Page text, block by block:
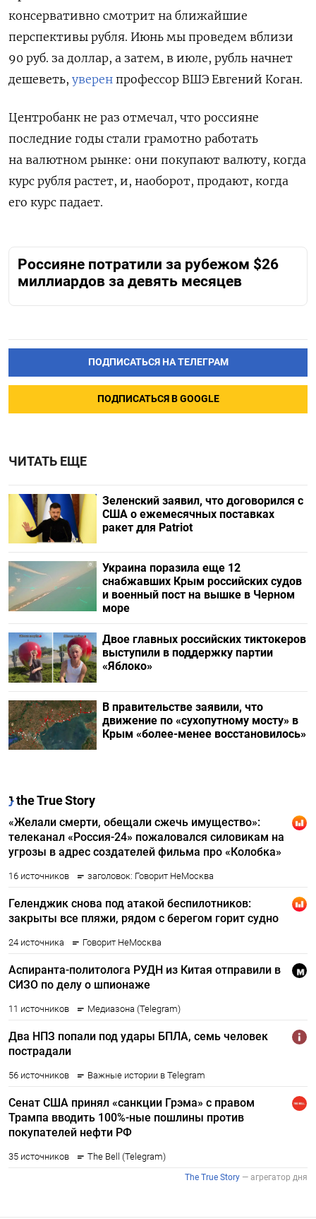
консервативно смотрит на ближайшие
перспективы рубля. Июнь мы проведем вблизи
90 руб. за доллар, а затем, в июле, рубль начнет
дешеветь, уверен профессор ВШЭ Евгений Коган.
Центробанк не раз отмечал, что россияне
последние годы стали грамотно работать
на валютном рынке: они покупают валюту, когда
курс рубля растет, и, наоборот, продают, когда
его курс падает.
Россияне потратили за рубежом $26
миллиардов за девять месяцев
ПОДПИСАТЬСЯ НА ТЕЛЕГРАМ
ПОДПИСАТЬСЯ В GOOGLE
ЧИТАТЬ ЕЩЕ
Зеленский заявил, что договорился с
США о ежемесячных поставках
ракет для Patriot
Украина поразила еще 12
снабжавших Крым российских судов
и военный пост на вышке в Черном
море
Двое главных российских тиктокеров
выступили в поддержку партии
«Яблоко»
В правительстве заявили, что
движение по «сухопутному мосту» в
Крым «более-менее восстановилось»